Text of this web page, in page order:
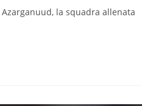
la squadra allenata